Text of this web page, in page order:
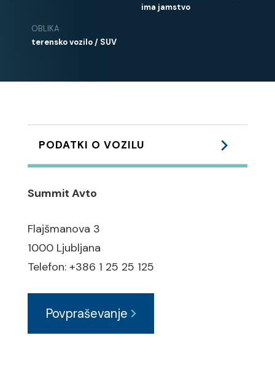
ima jamstvo
OBLIKA
terensko vozilo / SUV
PODATKI O VOZILU
ABS zavorni sistem
ESP elektronski program
stabilnosti
športno podvozje
Summit Avto
Flajšmanova 3
1000 Ljubljana
Telefon: +386 1 25 25 125
Povpraševanje